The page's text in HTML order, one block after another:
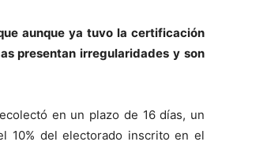
aunque ya tuvo la certificación
presentan irregularidades y son
en un plazo de 16 días, un
10% del electorado inscrito en el